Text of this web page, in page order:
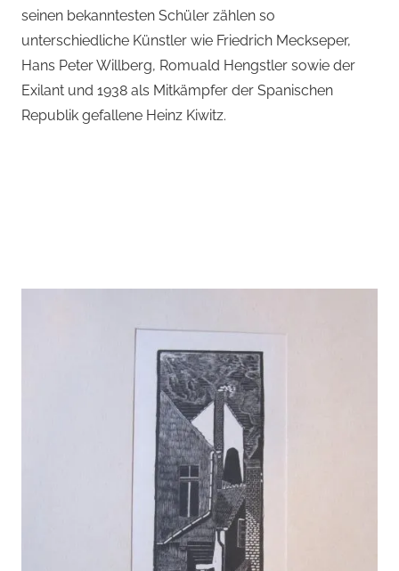
seinen bekanntesten Schüler zählen so
unterschiedliche Künstler wie Friedrich Meckseper,
Hans Peter Willberg, Romuald Hengstler sowie der
Exilant und 1938 als Mitkämpfer der Spanischen
Republik gefallene Heinz Kiwitz.